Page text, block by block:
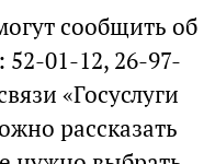
сообщить об
01-12, 26-97-
«Госуслуги
рассказать